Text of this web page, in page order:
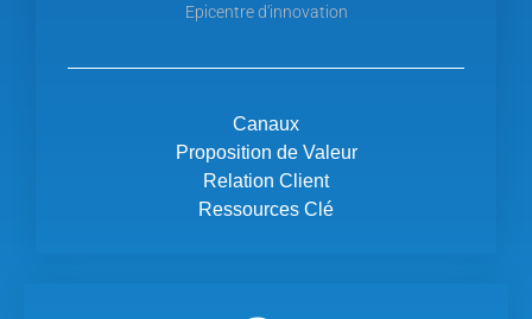
Epicentre d'innovation
Canaux
Proposition de Valeur
Relation Client
Ressources Clé